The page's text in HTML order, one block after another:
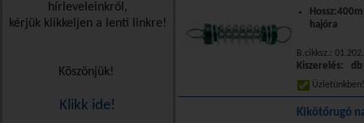
hírleveleinkről,
kérjük klikkeljen a lenti linkre!
Köszönjük!
Klikk ide!
hajóra
B.cikksz.:
Kiszerelés: db
Kikötőrugó